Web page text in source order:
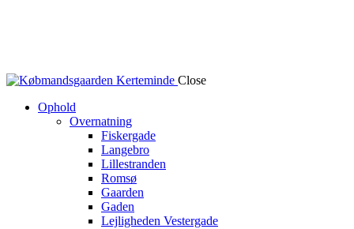
Close
Ophold
Overnatning
Fiskergade
Langebro
Lillestranden
Romsø
Gaarden
Gaden
Lejligheden Vestergade